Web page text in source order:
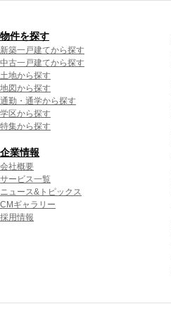
物件を探す
新築一戸建てから探す
中古一戸建てから探す
土地から探す
地図から探す
通勤・通学から探す
学区から探す
特集から探す
企業情報
会社概要
サービス一覧
ニュース&トピックス
CMギャラリー
採用情報